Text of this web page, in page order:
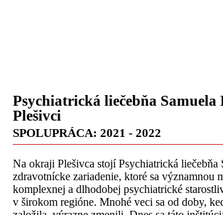
Psychiatrická liečebňa Samuela
Plešivci
SPOLUPRÁCA: 2021 - 2022
Na okraji Plešivca stojí Psychiatrická liečebňa
zdravotnícke zariadenie, ktoré sa významnou
komplexnej a dlhodobej psychiatrické
v širokom regióne. Mnohé veci sa od doby,